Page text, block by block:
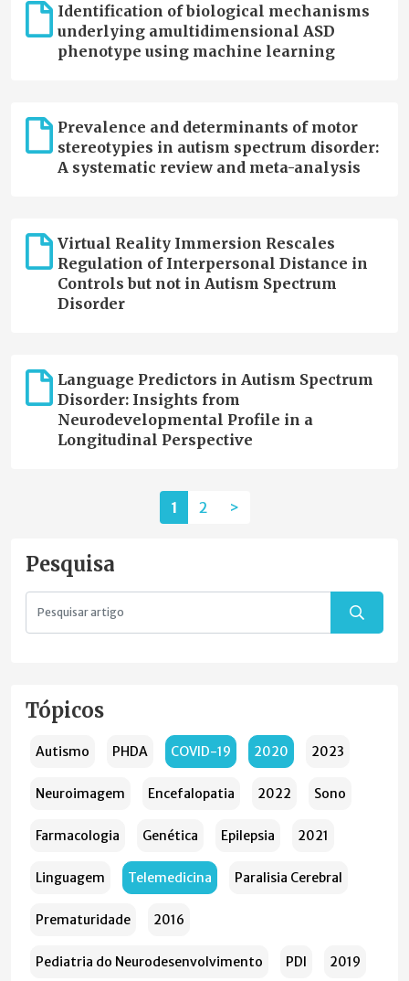
Identification of biological mechanisms
underlying amultidimensional ASD
phenotype using machine learning
Prevalence and determinants of motor
stereotypies in autism spectrum disorder:
A systematic review and meta-analysis
Virtual Reality Immersion Rescales
Regulation of Interpersonal Distance in
Controls but not in Autism Spectrum
Disorder
Language Predictors in Autism Spectrum
Disorder: Insights from
Neurodevelopmental Profile in a
Longitudinal Perspective
1 2 >
Pesquisa
Tópicos
Autismo PHDA COVID-19 2020 2023
Neuroimagem Encefalopatia 2022 Sono
Farmacologia Genética Epilepsia 2021
Linguagem Telemedicina Paralisia Cerebral
Prematuridade 2016
Pediatria do Neurodesenvolvimento PDI 2019